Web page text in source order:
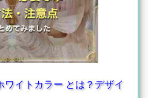
ワイトカラー とは？デザイ